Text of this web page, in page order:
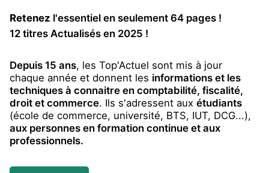
Retenez l'essentiel en seulement 64 pages !
12 titres Actualisés en 2025 !
Depuis 15 ans, les Top'Actuel sont mis à jour
chaque année et donnent les informations et les
techniques à connaitre en comptabilité, fiscalité,
droit et commerce. Ils s'adressent aux étudiants
(école de commerce, université, BTS, IUT, DCG...),
aux personnes en formation continue et aux
professionnels.